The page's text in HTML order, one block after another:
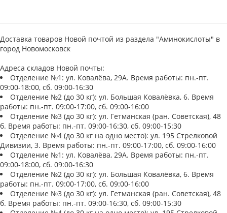
Доставка товаров Новой почтой из раздела "Аминокислоты" в
город Новомосковск
Адреса складов Новой почты:
Отделение №1: ул. Ковалёва, 29А. Время работы: пн.-пт.
09:00-18:00, сб. 09:00-16:30
Отделение №2 (до 30 кг): ул. Большая Ковалёвка, 6. Время
работы: пн.-пт. 09:00-17:00, сб. 09:00-16:00
Отделение №3 (до 30 кг): ул. Гетманская (ран. Советская), 48
б. Время работы: пн.-пт. 09:00-16:30, сб. 09:00-15:30
Отделение №4 (до 30 кг на одно место): ул. 195 Стрелковой
Дивизии, 3. Время работы: пн.-пт. 09:00-17:00, сб. 09:00-16:00
Отделение №1: ул. Ковалёва, 29А. Время работы: пн.-пт.
09:00-18:00, сб. 09:00-16:30
Отделение №2 (до 30 кг): ул. Большая Ковалёвка, 6. Время
работы: пн.-пт. 09:00-17:00, сб. 09:00-16:00
Отделение №3 (до 30 кг): ул. Гетманская (ран. Советская), 48
б. Время работы: пн.-пт. 09:00-16:30, сб. 09:00-15:30